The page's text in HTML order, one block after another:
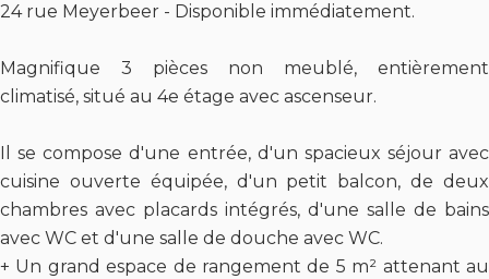
24 rue Meyerbeer - Disponible immédiatement.
Magnifique 3 pièces non meublé, entièrement
climatisé, situé au 4e étage avec ascenseur.
Il se compose d'une entrée, d'un spacieux séjour avec
cuisine ouverte équipée, d'un petit balcon, de deux
chambres avec placards intégrés, d'une salle de bains
avec WC et d'une salle de douche avec WC.
+ Un grand espace de rangement de 5 m² attenant au